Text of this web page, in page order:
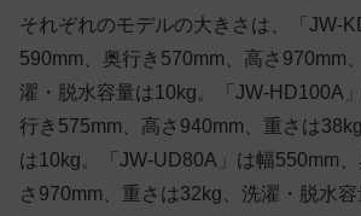
それぞれのモデルの大きさは、 「JW-
590mm、奥行き570mm、高さ970mm
濯・脱水容量は10kg。
「JW-HD100A」
行き575mm、高さ940mm、重さは
は10kg。
「JW-UD80A」 は幅550mm
さ970mm、重さは32kg、洗濯・脱水